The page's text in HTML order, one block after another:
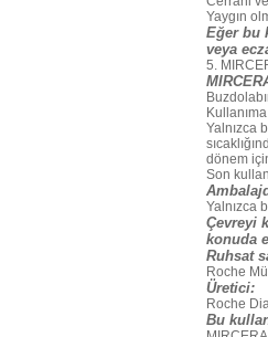
Yaygın
Eğer bu
veya
5.
Yalnızca
dönem
Son
Yalnızca
Çevreyi
konuda
Ruhsat
Roche
Üretici:
Roche
Bu